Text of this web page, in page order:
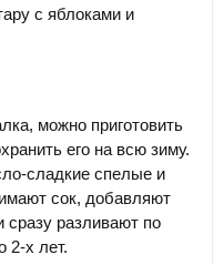
с яблоками и
можно приготовить
его на всю зиму.
сладкие спелые и
сок, добавляют
сразу разливают по
2-х лет.